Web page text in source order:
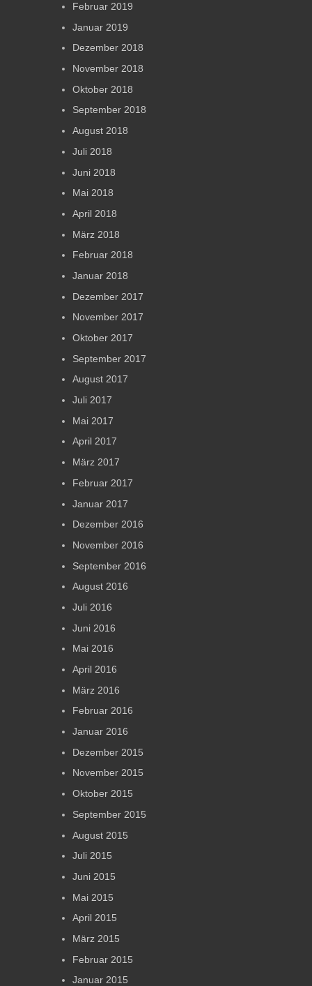
Februar 2019
Januar 2019
Dezember 2018
November 2018
Oktober 2018
September 2018
August 2018
Juli 2018
Juni 2018
Mai 2018
April 2018
März 2018
Februar 2018
Januar 2018
Dezember 2017
November 2017
Oktober 2017
September 2017
August 2017
Juli 2017
Mai 2017
April 2017
März 2017
Februar 2017
Januar 2017
Dezember 2016
November 2016
September 2016
August 2016
Juli 2016
Juni 2016
Mai 2016
April 2016
März 2016
Februar 2016
Januar 2016
Dezember 2015
November 2015
Oktober 2015
September 2015
August 2015
Juli 2015
Juni 2015
Mai 2015
April 2015
März 2015
Februar 2015
Januar 2015